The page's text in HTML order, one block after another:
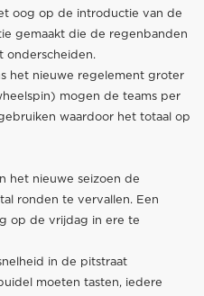
oog op de introductie van de
gemaakt die de regenbanden
onderscheiden.
het nieuwe regelement groter
mogen de teams per
waardoor het totaal op
het nieuwe seizoen de
ronden te vervallen. Een
op de vrijdag in ere te
in de pitstraat
moeten tasten, iedere